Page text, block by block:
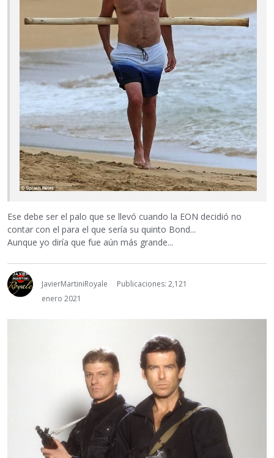
Ese debe ser el palo que se llevó cuando la EON decidió no
contar con el para el que sería su quinto Bond...
Aunque yo diría que fue aún más grande...
JavierMartiniRoyale
Publicaciones: 2,121
enero 2021